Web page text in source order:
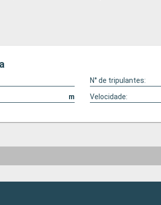
N° de tripulantes:
m Velocidade: